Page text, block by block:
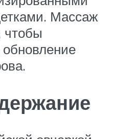
Массаж
чтобы